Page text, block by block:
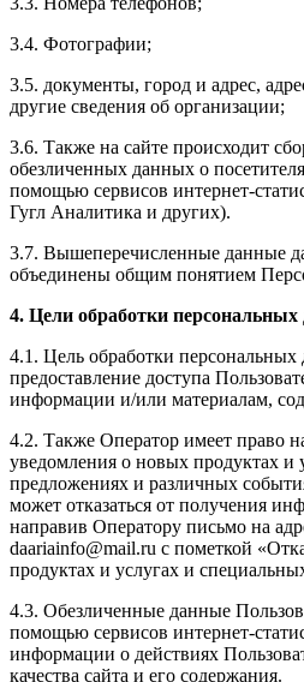
3.4. Фотографии;
3.5. документы, город и адрес,
другие сведения об организации;
3.6. Также на сайте происходит
обезличенных данных о
помощью сервисов интернет-
Гугл Аналитика и других).
3.7. Вышеперечисленные данные
объединены общим понятием
4. Цели обработки
4.1. Цель обработки
предоставление доступа
информации и/или материалам,
4.2. Также Оператор имеет право
уведомления о новых продуктах и
предложениях и различных
может отказаться от получения
направив Оператору письмо на
daariainfo@mail.ru с пометкой
продуктах и услугах и
4.3. Обезличенные данные
помощью сервисов интернет-
информации о действиях
качества сайта и его содержания.